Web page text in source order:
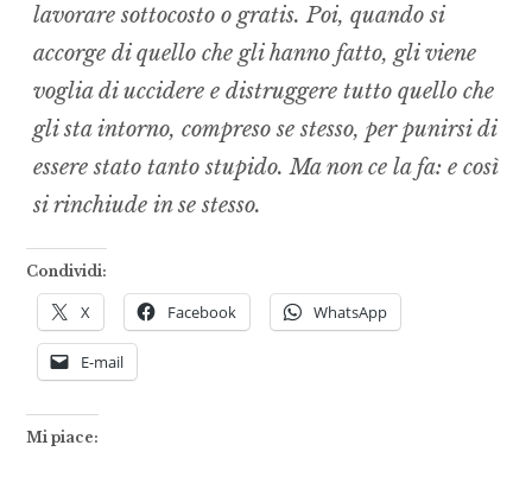
lavorare sottocosto o gratis. Poi, quando si
accorge di quello che gli hanno fatto, gli viene
voglia di uccidere e distruggere tutto quello che
gli sta intorno, compreso se stesso, per punirsi di
essere stato tanto stupido. Ma non ce la fa: e così
si rinchiude in se stesso.
Condividi:
X Facebook WhatsApp
E-mail
Mi piace: